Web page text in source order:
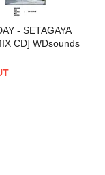
- SETAGAYA
CD] WDsounds